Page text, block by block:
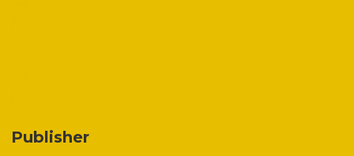
Publisher